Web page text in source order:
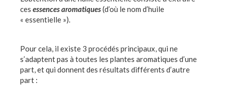
ces essences aromatiques(d’où le nom d’huile
« essentielle »).
Pour cela, il existe 3 procédés principaux, qui ne
s’adaptent pas à toutes les plantes aromatiques d’une
part, et qui donnent des résultats différents d’autre
part :